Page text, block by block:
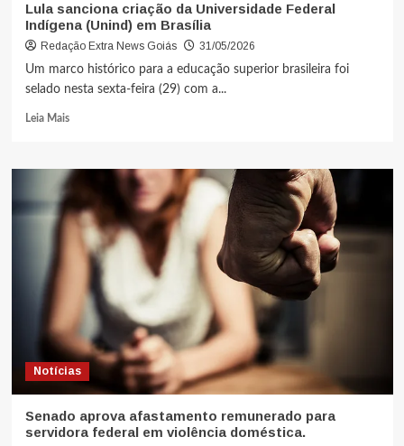
Lula sanciona criação da Universidade Federal
Indígena (Unind) em Brasília
Redação Extra News Goiás
31/05/2026
Um marco histórico para a educação superior brasileira foi
selado nesta sexta-feira (29) com a...
Leia Mais
Notícias
Senado aprova afastamento remunerado para
servidora federal em violência doméstica.